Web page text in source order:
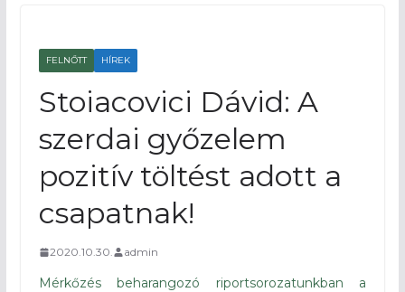
FELNŐTT HÍREK
Stoiacovici Dávid: A
szerdai győzelem
pozitív töltést adott a
csapatnak!
2020.10.30. admin
Mérkőzés beharangozó riportsorozatunkban a